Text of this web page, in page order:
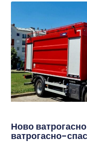
Ново
ватрогасно-